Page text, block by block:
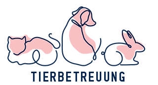
Tierbetreuung